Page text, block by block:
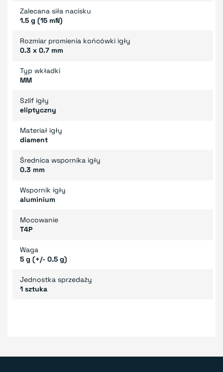
Zalecana siła nacisku
1.5 g (15 mN)
Rozmiar promienia końcówki igły
0.3 x 0.7 mm
Typ wkładki
MM
Szlif igły
eliptyczny
Materiał igły
diament
Średnica wspornika igły
0.3 mm
Wspornik igły
aluminium
Mocowanie
T4P
Waga
5 g (+/- 0.5 g)
Jednostka sprzedaży
1 sztuka